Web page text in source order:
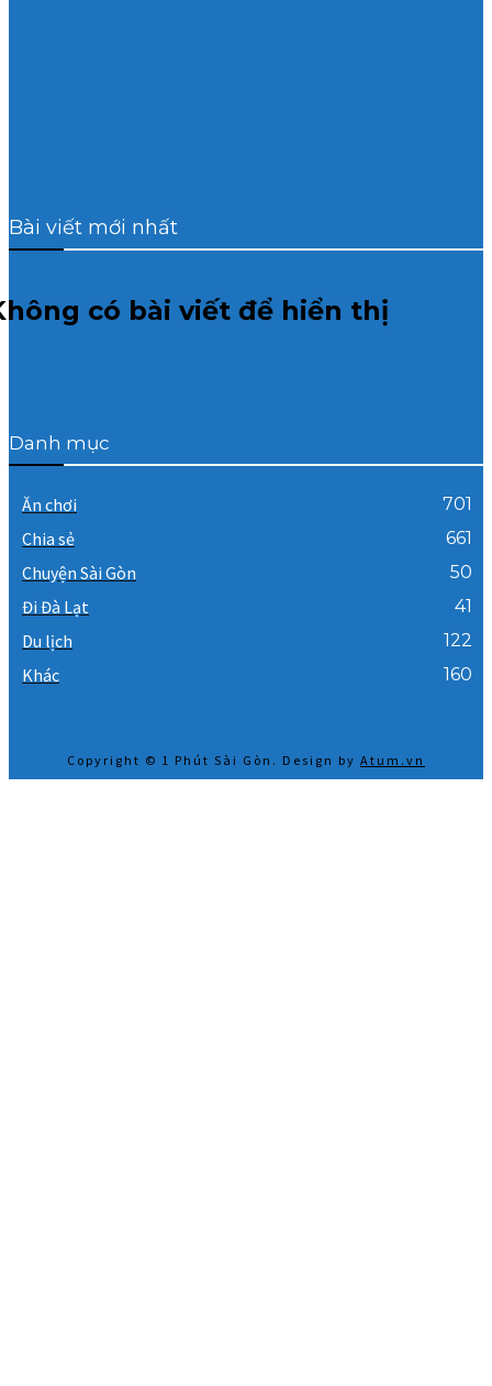
Bài viết mới nhất
có bài viết để hiển thị
Danh mục
Ăn chơi 701
Chia sẻ 661
Chuyện Sài Gòn 50
Đi Đà Lạt 41
Du lịch 122
Khác 160
Copyright © 1 Phút Sài Gòn. Design by Atum.vn